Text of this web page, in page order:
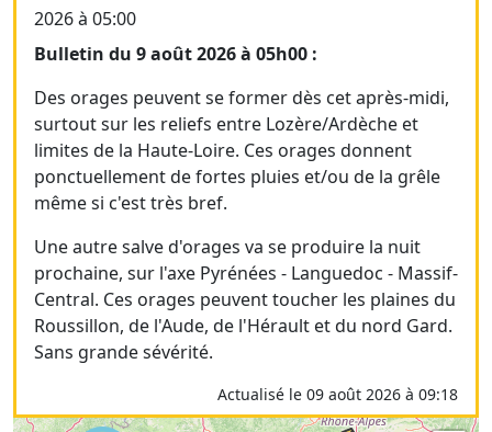
2026 à 05:00
Bulletin du 9 août 2026 à 05h00 :
Des orages peuvent se former dès cet après-midi,
surtout sur les reliefs entre Lozère/Ardèche et
limites de la Haute-Loire. Ces orages donnent
ponctuellement de fortes pluies et/ou de la grêle
même si c'est très bref.
Une autre salve d'orages va se produire la nuit
prochaine, sur l'axe Pyrénées - Languedoc - Massif-
Central. Ces orages peuvent toucher les plaines du
Roussillon, de l'Aude, de l'Hérault et du nord Gard.
Sans grande sévérité.
Actualisé le 09 août 2026 à 09:18